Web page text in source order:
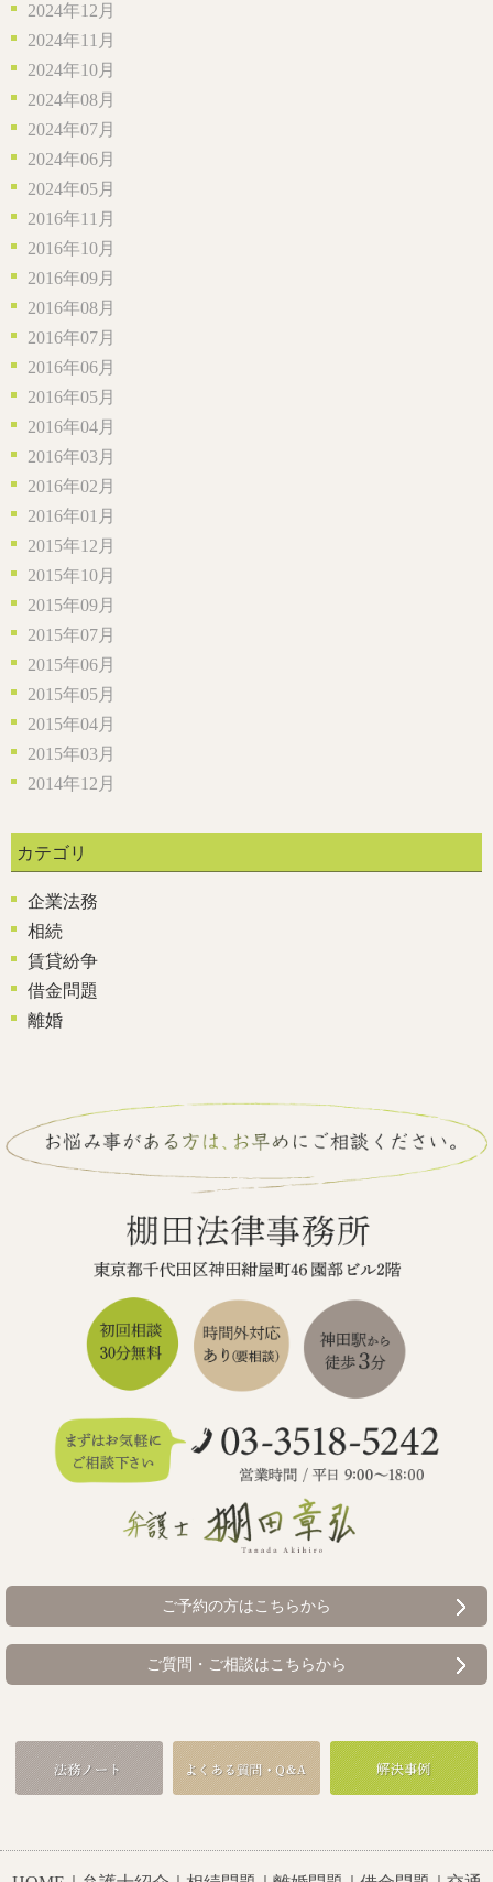
2024年12月
2024年11月
2024年10月
2024年08月
2024年07月
2024年06月
2024年05月
2016年11月
2016年10月
2016年09月
2016年08月
2016年07月
2016年06月
2016年05月
2016年04月
2016年03月
2016年02月
2016年01月
2015年12月
2015年10月
2015年09月
2015年07月
2015年06月
2015年05月
2015年04月
2015年03月
2014年12月
カテゴリ
企業法務
相続
賃貸紛争
借金問題
離婚
ご予約の方はこちらから
ご質問・ご相談はこちらから